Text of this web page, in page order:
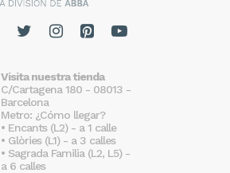
Visita nuestra tienda
C/Cartagena 180 - 08013 -
Barcelona
Metro: ¿Cómo llegar?
• Encants (L2) - a 1 calle
• Glòries (L1) - a 3 calles
• Sagrada Familia (L2, L5) -
a 6 calles